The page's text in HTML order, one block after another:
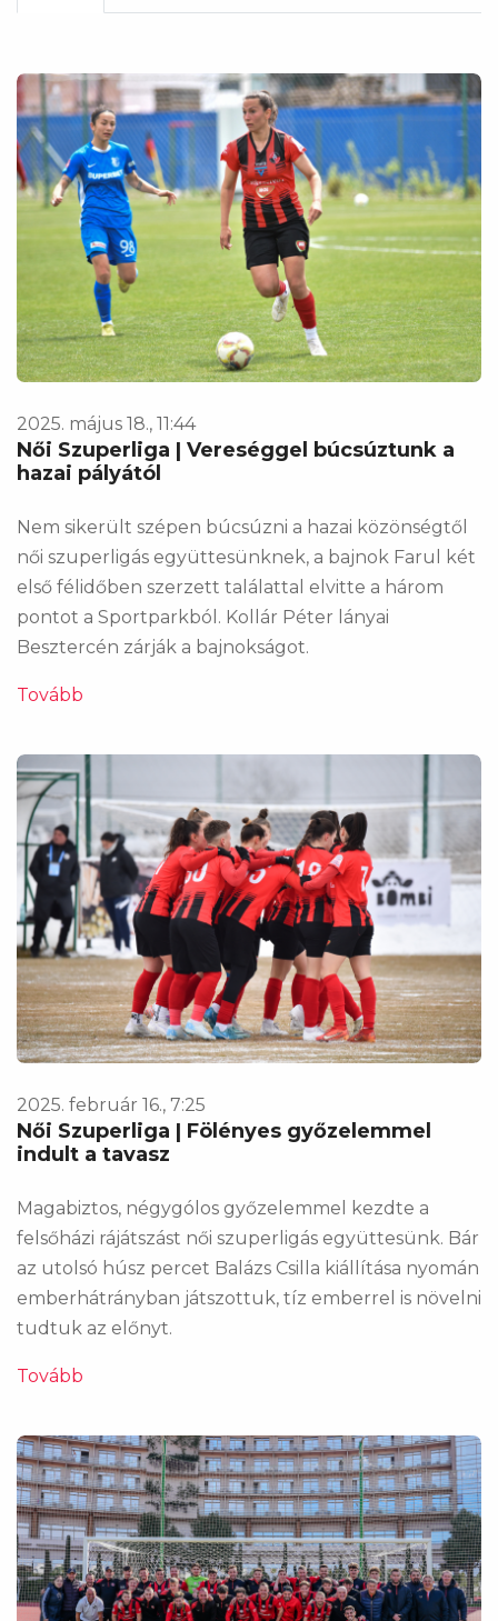
2025. május 18., 11:44
Női Szuperliga | Vereséggel búcsúztunk a
hazai pályától
Nem sikerült szépen búcsúzni a hazai közönségtől
női szuperligás együttesünknek, a bajnok Farul két
első félidőben szerzett találattal elvitte a három
pontot a Sportparkból. Kollár Péter lányai
Besztercén zárják a bajnokságot.
Tovább
2025. február 16., 7:25
Női Szuperliga | Fölényes győzelemmel
indult a tavasz
Magabiztos, négygólos győzelemmel kezdte a
felsőházi rájátszást női szuperligás együttesünk. Bár
az utolsó húsz percet Balázs Csilla kiállítása nyomán
emberhátrányban játszottuk, tíz emberrel is növelni
tudtuk az előnyt.
Tovább